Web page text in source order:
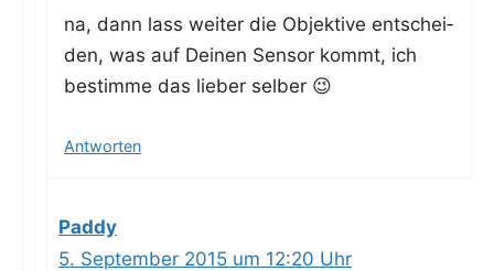
na, dann lass wei­ter die Objek­ti­ve ent­schei­
den, was auf Dei­nen Sen­sor kommt, ich
bestim­me das lie­ber selber 😉
Antworten
Paddy
5. September 2015 um 12:20 Uhr